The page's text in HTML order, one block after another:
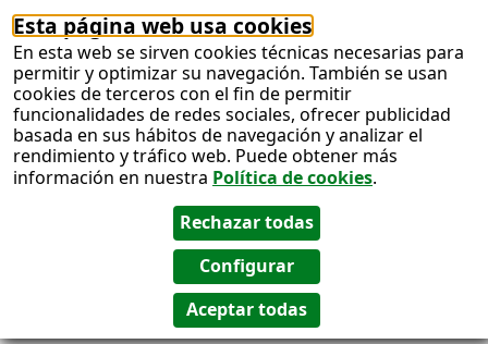
Esta página web usa cookies
En esta web se sirven cookies técnicas necesarias para
permitir y optimizar su navegación. También se usan
cookies de terceros con el fin de permitir
funcionalidades de redes sociales, ofrecer publicidad
basada en sus hábitos de navegación y analizar el
rendimiento y tráfico web. Puede obtener más
información en nuestra Política de cookies.